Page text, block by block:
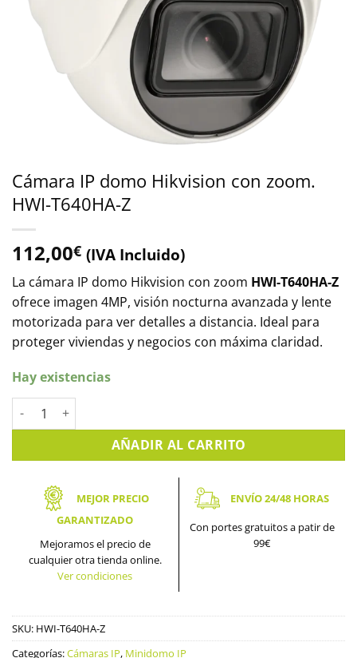
Cámara IP domo Hikvision con zoom.
HWI-T640HA-Z
112,00€ (IVA Incluido)
La cámara IP domo Hikvision con zoom HWI-T640HA-Z
ofrece imagen 4MP, visión nocturna avanzada y lente
motorizada para ver detalles a distancia. Ideal para
proteger viviendas y negocios con máxima claridad.
Hay existencias
Cámara IP domo Hikvision con zoom. HWI-T640HA-Z cantidad
AÑADIR AL CARRITO
MEJOR PRECIO
GARANTIZADO
Mejoramos el precio de
cualquier otra tienda online.
Ver condiciones
ENVÍO 24/48 HORAS
Con portes gratuitos a patir de
99€
SKU: HWI-T640HA-Z
Categorías:Cámaras IP, Minidomo IP